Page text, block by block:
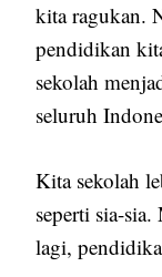
kita ragukan.
pendidikan
sekolah
seluruh
Kita sekolah
seperti sia-
lagi,